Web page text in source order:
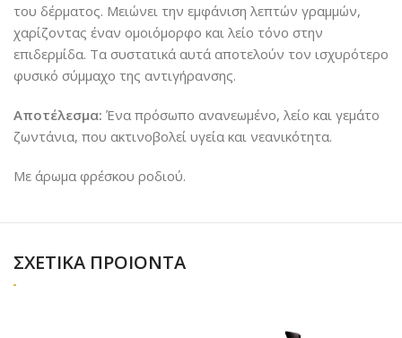
του δέρματος. Μειώνει την εμφάνιση λεπτών γραμμών,
χαρίζοντας έναν ομοιόμορφο και λείο τόνο στην
επιδερμίδα. Τα συστατικά αυτά αποτελούν τον ισχυρότερο
φυσικό σύμμαχο της αντιγήρανσης.
Αποτέλεσμα: Ένα πρόσωπο ανανεωμένο, λείο και γεμάτο
ζωντάνια, που ακτινοβολεί υγεία και νεανικότητα.
Με άρωμα φρέσκου ροδιού.
ΣΧΕΤΙΚΑ ΠΡΟΙΟΝΤΑ